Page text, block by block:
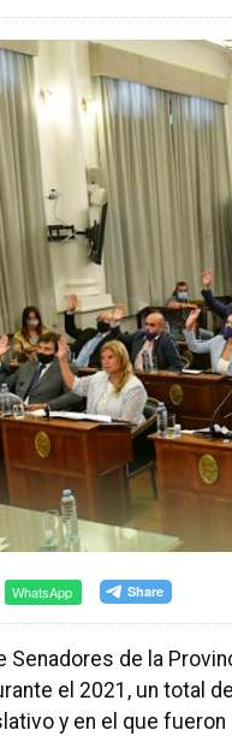
WhatsApp
Senadores de la
el 2021, un total
y en el que